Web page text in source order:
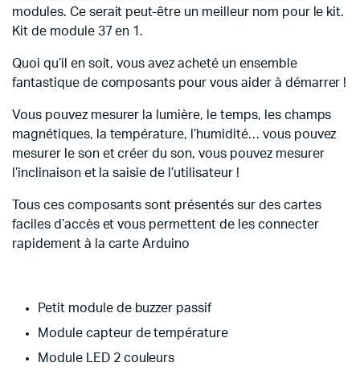
modules. Ce serait peut-être un meilleur nom pour le kit.
Kit de module 37 en 1.
Quoi qu’il en soit, vous avez acheté un ensemble
fantastique de composants pour vous aider à démarrer !
Vous pouvez mesurer la lumière, le temps, les champs
magnétiques, la température, l’humidité… vous pouvez
mesurer le son et créer du son, vous pouvez mesurer
l’inclinaison et la saisie de l’utilisateur !
Tous ces composants sont présentés sur des cartes
faciles d’accès et vous permettent de les connecter
rapidement à la carte Arduino
Petit module de buzzer passif
Module capteur de température
Module LED 2 couleurs